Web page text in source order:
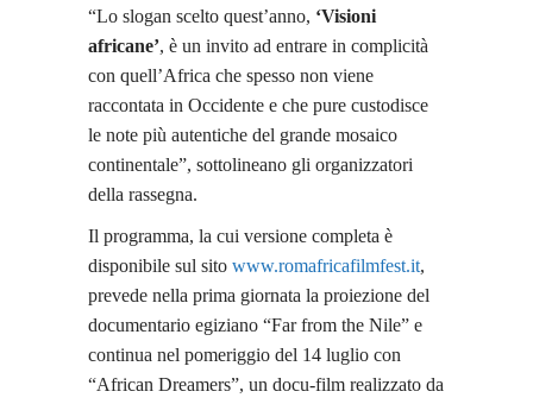
“Lo slogan scelto quest’anno, ‘Visioni
africane’, è un invito ad entrare in complicità
con quell’Africa che spesso non viene
raccontata in Occidente e che pure custodisce
le note più autentiche del grande mosaico
continentale”, sottolineano gli organizzatori
della rassegna.
Il programma, la cui versione completa è
disponibile sul sito www.romafricafilmfest.it,
prevede nella prima giornata la proiezione del
documentario egiziano “Far from the Nile” e
continua nel pomeriggio del 14 luglio con
“African Dreamers”, un docu-film realizzato da